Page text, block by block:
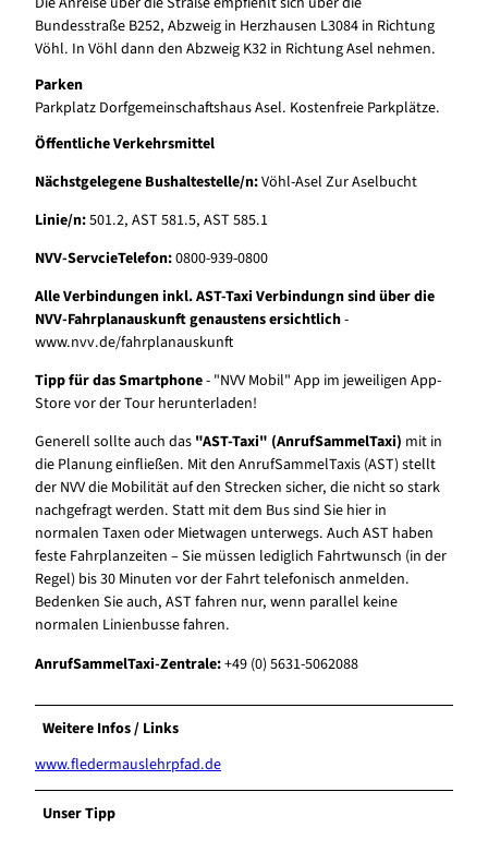
Bundesstraße B252, Abzweig in Herzhausen L3084 in Richtung
Vöhl. In Vöhl dann den Abzweig K32 in Richtung Asel nehmen.
Parken
Parkplatz Dorfgemeinschaftshaus Asel. Kostenfreie Parkplätze.
Öffentliche Verkehrsmittel
Nächstgelegene Bushaltestelle/n:Vöhl-Asel Zur Aselbucht
Linie/n:501.2, AST 581.5, AST 585.1
NVV-ServcieTelefon:0800-939-0800
Alle Verbindungen inkl. AST-Taxi Verbindungn sind über die
NVV-Fahrplanauskunft genaustens ersichtlich-
www.nvv.de/fahrplanauskunft
Tipp für das Smartphone- "NVV Mobil" App im jeweiligen App-
Store vor der Tour herunterladen!
Generell sollte auch das "AST-Taxi" (AnrufSammelTaxi) mit in
die Planung einfließen. Mit den AnrufSammelTaxis (AST) stellt
der NVV die Mobilität auf den Strecken sicher, die nicht so stark
nachgefragt werden. Statt mit dem Bus sind Sie hier in
normalen Taxen oder Mietwagen unterwegs. Auch AST haben
feste Fahrplanzeiten – Sie müssen lediglich Fahrtwunsch (in der
Regel) bis 30 Minuten vor der Fahrt telefonisch anmelden.
Bedenken Sie auch, AST fahren nur, wenn parallel keine
normalen Linienbusse fahren.
AnrufSammelTaxi-Zentrale:+49 (0) 5631-5062088
Weitere Infos / Links
www.fledermauslehrpfad.de
Unser Tipp